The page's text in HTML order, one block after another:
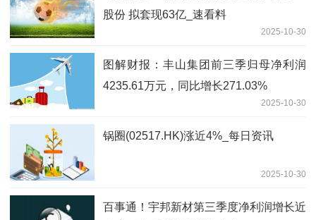
股份 拟套现63亿_速看料
2025-10-30
图解财报：丰山集团前三季归母净利润
4235.61万元，同比增长271.03%
2025-10-30
锅圈(02517.HK)涨近4%_每日资讯
2025-10-30
百事通！宇邦新材第三季度净利润增长近